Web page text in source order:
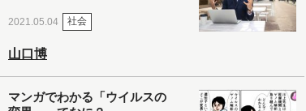
2021.05.04 社会
山口博
マンガでわかる「ウイルスの